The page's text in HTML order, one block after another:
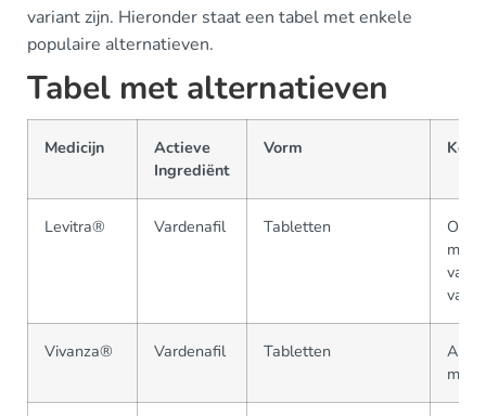
variant zijn. Hieronder staat een tabel met enkele
populaire alternatieven.
Tabel met alternatieven
Medicijn
Actieve
Ingrediënt
Vorm
Levitra® Vardenafil Tabletten
van
Vivanza® Vardenafil Tabletten